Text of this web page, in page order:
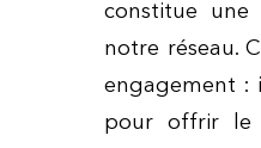
constitue une
notre réseau.
engagement :
pour offrir le